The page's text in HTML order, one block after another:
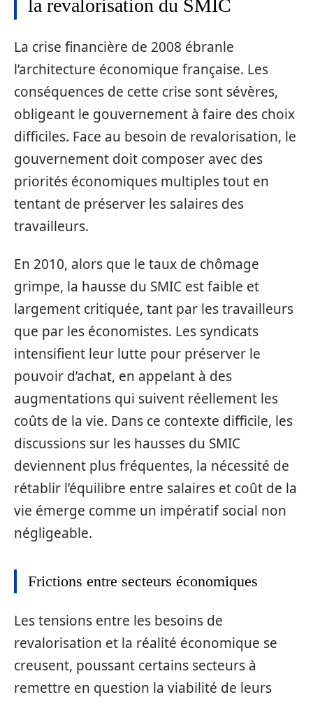
la revalorisation du SMIC
La crise financière de 2008 ébranle
l’architecture économique française. Les
conséquences de cette crise sont sévères,
obligeant le gouvernement à faire des choix
difficiles. Face au besoin de revalorisation, le
gouvernement doit composer avec des
priorités économiques multiples tout en
tentant de préserver les salaires des
travailleurs.
En 2010, alors que le taux de chômage
grimpe, la hausse du SMIC est faible et
largement critiquée, tant par les travailleurs
que par les économistes. Les syndicats
intensifient leur lutte pour préserver le
pouvoir d’achat, en appelant à des
augmentations qui suivent réellement les
coûts de la vie. Dans ce contexte difficile, les
discussions sur les hausses du SMIC
deviennent plus fréquentes, la nécessité de
rétablir l’équilibre entre salaires et coût de la
vie émerge comme un impératif social non
négligeable.
Frictions entre secteurs économiques
Les tensions entre les besoins de
revalorisation et la réalité économique se
creusent, poussant certains secteurs à
remettre en question la viabilité de leurs